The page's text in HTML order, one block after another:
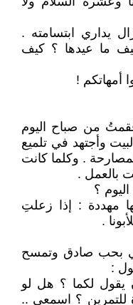
يداري ابتسامته .
ما عيدها ؟ كيف
أمهاتكم !
من صباح اليوم
وأجتهد في تلميع
. وكلما كانت
بالعمل .
؟
مهددة : إذا زعلتِ
.
بحب صادق وتمسح
:
يقول لكما ؟ هل لو
للتمرين ؟ اسمعي ..